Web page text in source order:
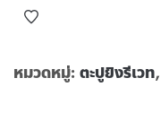
หมวดหมู่: ตะปูยิงรีเวท,